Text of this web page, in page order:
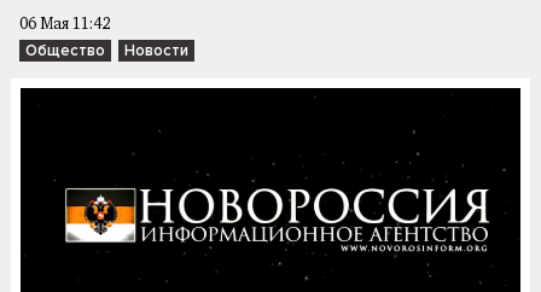
06 Мая 11:42
Общество Новости